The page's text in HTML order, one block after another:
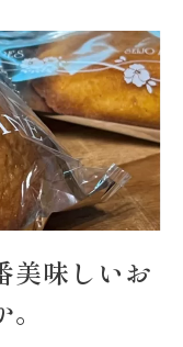
美味しいお